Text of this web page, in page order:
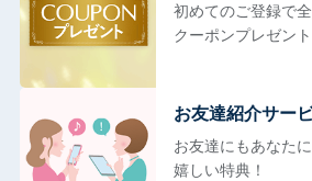
初めてのご登録で
クーポンプレゼント
お友達紹介サー
お友達にもあなた
嬉しい特典！